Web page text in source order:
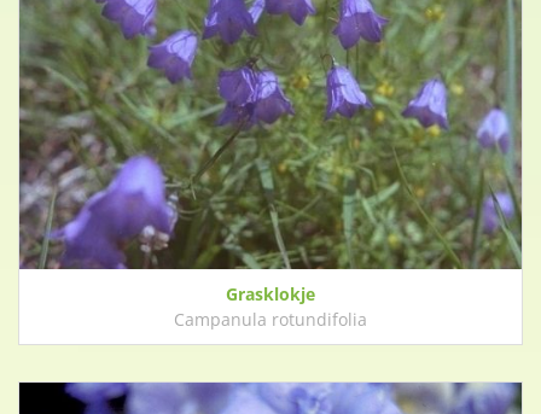
Grasklokje
Campanula rotundifolia